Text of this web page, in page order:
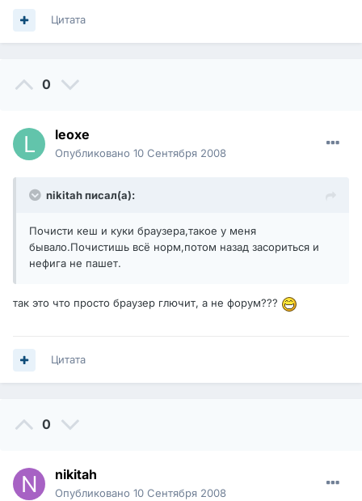
Цитата
0
leoxe
Опубликовано 10 Сентября 2008
nikitah писал(а):
Почисти кеш и куки браузера,такое у меня
бывало.Почистишь всё норм,потом назад засориться и
нефига не пашет.
так это что просто браузер глючит, а не форум???
Цитата
0
nikitah
Опубликовано 10 Сентября 2008